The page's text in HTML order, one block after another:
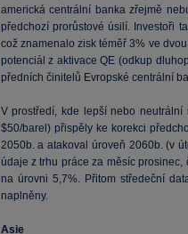
americká centrální banka zřejmě
předchozí prorůstové úsilí. Investoři
což znamenalo zisk téměř 3% ve
potenciál z aktivace QE (odkup
předních činitelů Evropské centrální
V prostředí, kde lepší nebo
$50/barel) přispěly ke korekci
2050b. a atakoval úroveň 2060b. (v
údaje z trhu práce za měsíc
na úrovni 5,7%. Přitom středeční
naplněny.
Asie